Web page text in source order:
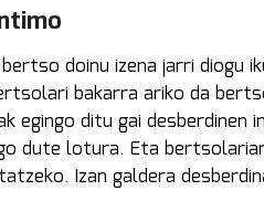
doinu izena jarri diogu
bakarra ariko da
egingo ditu gai desberdinen
dute lotura. Eta
Izan galdera